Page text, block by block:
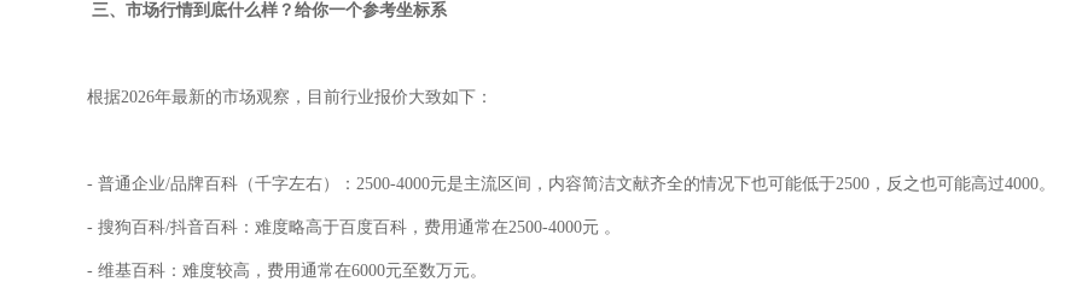
三、市场行情到底什么样？给你一个参考坐标系
根据2026年最新的市场观察，目前行业报价大致如下：
- 普通企业/品牌百科（千字左右）： 2500-4000元是主流区间，内容简洁文献齐全的情况下也可能低于2500 ，反之也可能高过4000。
- 搜狗百科/抖音百科：难度略高于百度百科，费用通常在2500-4000元 。
- 维基百科：难度较高，费用通常在6000元至数万元。